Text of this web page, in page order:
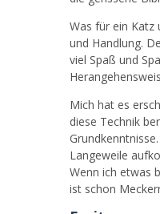
Was für ein Katz
und Handlung.
viel Spaß und
Mich hat es
diese Technik
Langeweile
Wenn ich etwas
ist schon